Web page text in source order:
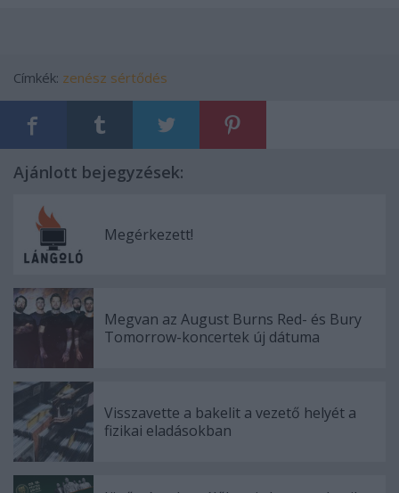
Címkék: zenész sértődés
Ajánlott bejegyzések:
Megérkezett!
Megvan az August Burns Red- és Bury
Tomorrow-koncertek új dátuma
Visszavette a bakelit a vezető helyét a
fizikai eladásokban